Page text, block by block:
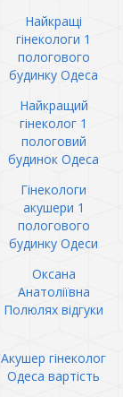
Найкращі
гінекологи 1
пологового
будинку Одеса
Найкращий
гінеколог 1
пологовий
будинок Одеса
Гінекологи
акушери 1
пологового
будинку Одеси
Оксана
Анатоліївна
Полюлях відгуки
Акушер гінеколог
Одеса вартість